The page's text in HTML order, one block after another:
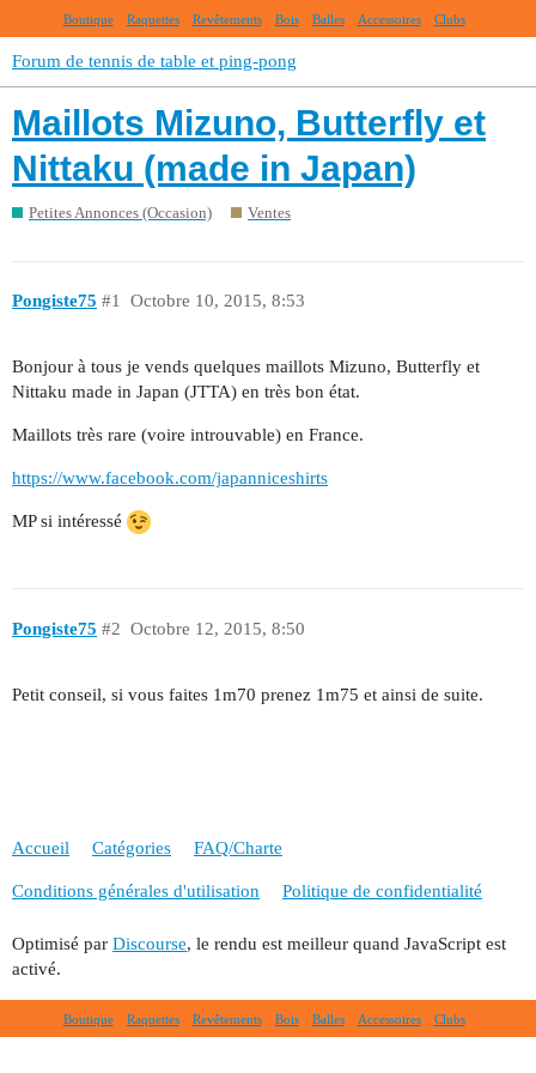
Boutique Raquettes Revêtements Bois Balles Accessoires Clubs
Forum de tennis de table et ping-pong
Maillots Mizuno, Butterfly et
Nittaku (made in Japan)
Petites Annonces (Occasion) Ventes
Pongiste75 Octobre 10, 2015, 8:53
#1
Bonjour à tous je vends quelques maillots Mizuno, Butterfly et
Nittaku made in Japan (JTTA) en très bon état.
Maillots très rare (voire introuvable) en France.
https://www.facebook.com/japanniceshirts
MP si intéressé
Pongiste75 Octobre 12, 2015, 8:50
#2
Petit conseil, si vous faites 1m70 prenez 1m75 et ainsi de suite.
Accueil Catégories FAQ/Charte
Conditions générales d'utilisation Politique de confidentialité
Optimisé par Discourse, le rendu est meilleur quand JavaScript est
activé.
Boutique Raquettes Revêtements Bois Balles Accessoires Clubs